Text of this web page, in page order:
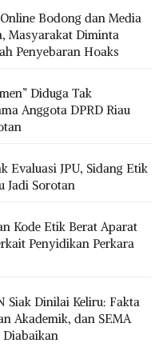
Bodong dan Media
Masyarakat Diminta
Penyebaran Hoaks
Diduga Tak
Anggota DPRD Riau
Evaluasi JPU, Sidang Etik
Jadi Sorotan
Kode Etik Berat Aparat
Penyidikan Perkara
Siak Dinilai Keliru: Fakta
Akademik, dan SEMA
Diabaikan